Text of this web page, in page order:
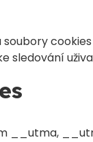
sledování
__utma,